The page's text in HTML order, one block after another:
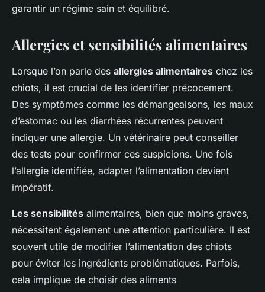
garantir un régime sain et équilibré.
Allergies et sensibilités alimentaires
Lorsque l’on parle des allergies alimentaires chez les
chiots, il est crucial de les identifier précocement.
Des symptômes comme les démangeaisons, les maux
d’estomac ou les diarrhées récurrentes peuvent
indiquer une allergie. Un vétérinaire peut conseiller
des tests pour confirmer ces suspicions. Une fois
l’allergie identifiée, adapter l’alimentation devient
impératif.
Les sensibilités alimentaires, bien que moins graves,
nécessitent également une attention particulière. Il est
souvent utile de modifier l’alimentation des chiots
pour éviter les ingrédients problématiques. Parfois,
cela implique de choisir des aliments